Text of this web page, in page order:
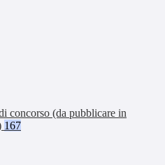
concorso (da pubblicare in
167